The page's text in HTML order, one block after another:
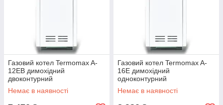
Газовий котел Termomax A-
12EB димохідний
двоконтурний
Немає в наявності
Газовий котел Termomax A-
16E димохідний
одноконтурний
Немає в наявності